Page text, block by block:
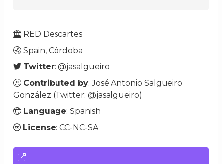
RED Descartes
Spain, Córdoba
Twitter: @jasalgueiro
Contributed by: José Antonio Salgueiro
González (Twitter: @jasalgueiro)
Language: Spanish
License: CC-NC-SA